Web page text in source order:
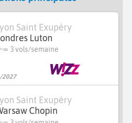
Saint Exupéry
Luton
≃ 3 vols/semaine
Saint Exupéry
Chopin